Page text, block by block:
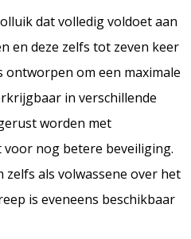
dat volledig voldoet aan
en deze zelfs tot zeven keer
om een maximale
in verschillende
worden met
nog betere beveiliging.
als volwassene over het
is eveneens beschikbaar